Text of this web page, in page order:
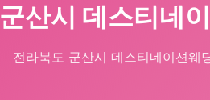
군산시 데스티네
전라북도 군산시 데스티네이션웨